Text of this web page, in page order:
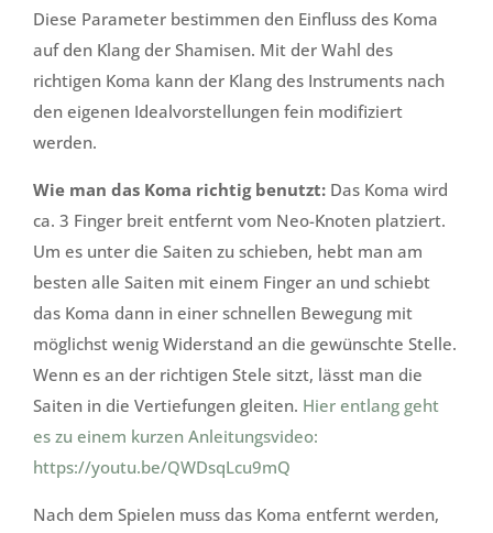
Diese Parameter bestimmen den Einfluss des Koma
auf den Klang der Shamisen. Mit der Wahl des
richtigen Koma kann der Klang des Instruments nach
den eigenen Idealvorstellungen fein modifiziert
werden.
Wie man das Koma richtig benutzt: Das Koma wird
ca. 3 Finger breit entfernt vom Neo-Knoten platziert.
Um es unter die Saiten zu schieben, hebt man am
besten alle Saiten mit einem Finger an und schiebt
das Koma dann in einer schnellen Bewegung mit
möglichst wenig Widerstand an die gewünschte Stelle.
Wenn es an der richtigen Stele sitzt, lässt man die
Saiten in die Vertiefungen gleiten. Hier entlang geht
es zu einem kurzen Anleitungsvideo:
https://youtu.be/QWDsqLcu9mQ
Nach dem Spielen muss das Koma entfernt werden,